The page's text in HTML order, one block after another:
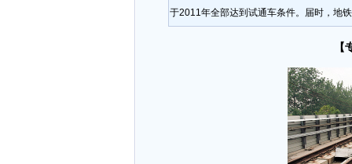
于2011年全部达到试通车条件。届时，地